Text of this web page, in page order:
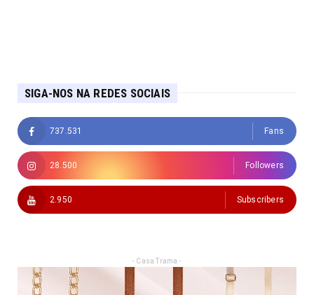
SIGA-NOS NA REDES SOCIAIS
737.531 Fans
28.500 Followers
2.950 Subscribers
- Casa Trama -